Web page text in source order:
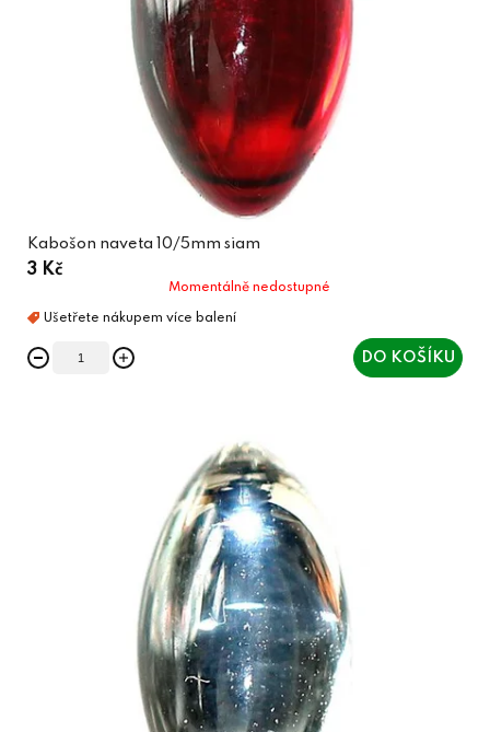
Kabošon naveta 10/5mm siam
3 Kč
Momentálně nedostupné
DO KOŠÍKU